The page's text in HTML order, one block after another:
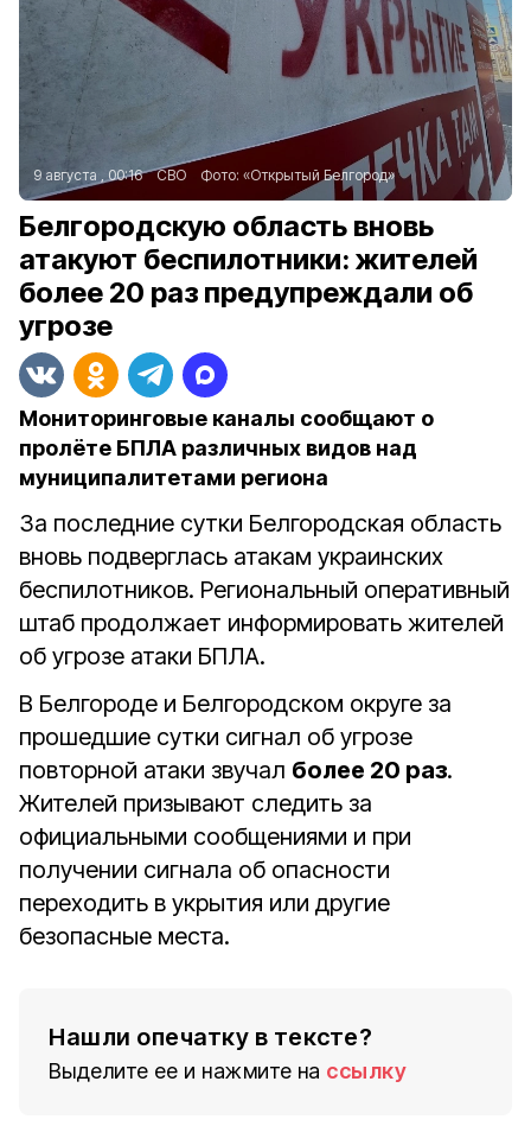
9 августа , 00:16 СВО Фото: «Открытый Белгород»
Белгородскую область вновь
атакуют беспилотники: жителей
более 20 раз предупреждали об
угрозе
Мониторинговые каналы сообщают о
пролёте БПЛА различных видов над
муниципалитетами региона
За последние сутки Белгородская область
вновь подверглась атакам украинских
беспилотников. Региональный оперативный
штаб продолжает информировать жителей
об угрозе атаки БПЛА.
В Белгороде и Белгородском округе за
прошедшие сутки сигнал об угрозе
повторной атаки звучал более 20 раз.
Жителей призывают следить за
официальными сообщениями и при
получении сигнала об опасности
переходить в укрытия или другие
безопасные места.
Нашли опечатку в тексте?
Выделите ее и нажмите на ссылку